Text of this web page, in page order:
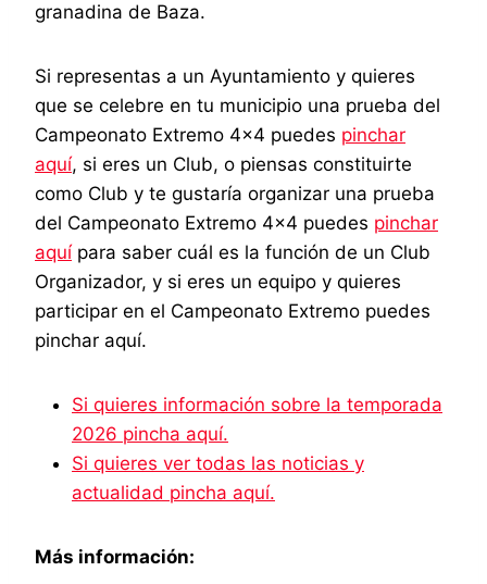
granadina de Baza.
Si representas a un Ayuntamiento y quieres
que se celebre en tu municipio una prueba del
Campeonato Extremo 4×4 puedes pinchar
aquí, si eres un Club, o piensas constituirte
como Club y te gustaría organizar una prueba
del Campeonato Extremo 4×4 puedes pinchar
aquí para saber cuál es la función de un Club
Organizador, y si eres un equipo y quieres
participar en el Campeonato Extremo puedes
pinchar aquí.
Si quieres información sobre la temporada
2026 pincha aquí.
Si quieres ver todas las noticias y
actualidad pincha aquí.
Más información: